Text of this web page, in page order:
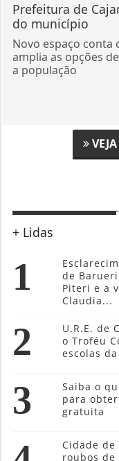
Prefeitura de
do município
Novo espaço conta
amplia as opções
a população
+ Lidas
1
de
Piteri e a
Claudia...
2
U.R.E. de
o Troféu
escolas
3
Saiba o
para
gratuita
Cidade
roubos